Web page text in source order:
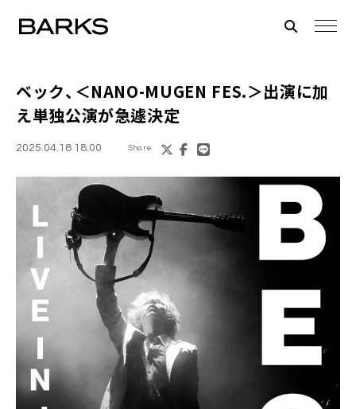
ベック、＜NANO-MUGEN FES.＞出演に加
え単独公演が急遽決定
2025.04.18 18:00 Share